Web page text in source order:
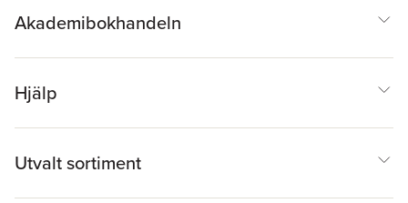
Akademibokhandeln
Hjälp
Utvalt sortiment